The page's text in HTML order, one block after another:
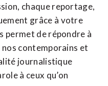
chaque reportage,
grâce à votre
permet de répondre à
contemporains et
journalistique
à ceux qu’on